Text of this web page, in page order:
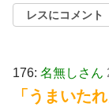
レスにコメント
176: 名無しさん
「うまいた